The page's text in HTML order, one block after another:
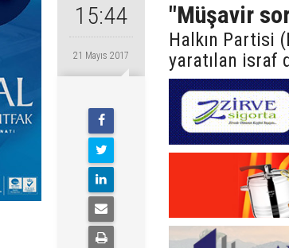
15:44
21 Mayıs 2017
"Müşavir
Halkın Partisi
yaratılan israf